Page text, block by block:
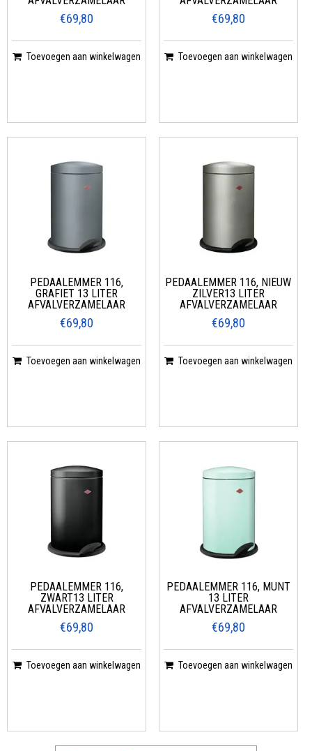
€69,80
Toevoegen aan winkelwagen
€69,80
Toevoegen aan winkelwagen
PEDAALEMMER 116,
GRAFIET 13 LITER
AFVALVERZAMELAAR
€69,80
Toevoegen aan winkelwagen
PEDAALEMMER 116, NIEUW
ZILVER13 LITER
AFVALVERZAMELAAR
€69,80
Toevoegen aan winkelwagen
PEDAALEMMER 116,
ZWART13 LITER
AFVALVERZAMELAAR
€69,80
Toevoegen aan winkelwagen
PEDAALEMMER 116, MUNT
13 LITER
AFVALVERZAMELAAR
€69,80
Toevoegen aan winkelwagen